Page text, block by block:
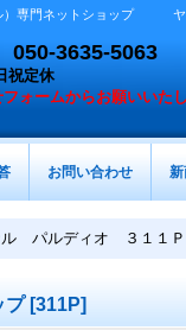
）専門ネットショップ ヤ
3635-5063
祝定休
ォームからお願いいた
お問い合わせ
ル パルディオ ３１１
プ [311P]